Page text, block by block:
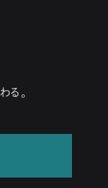
る。